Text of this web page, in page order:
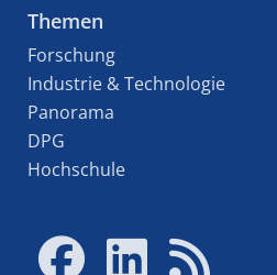
Themen
Forschung
Industrie & Technologie
Panorama
DPG
Hochschule